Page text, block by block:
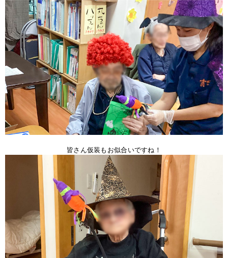
皆さん仮装もお似合いですね！